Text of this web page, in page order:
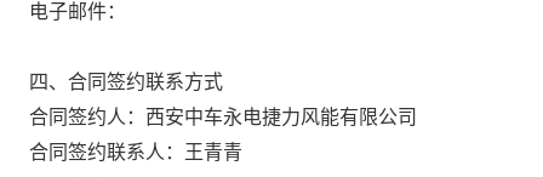
电子邮件：
四、合同签约联系方式
合同签约人：西安中车永电捷力风能有限公司
合同签约联系人：王青青